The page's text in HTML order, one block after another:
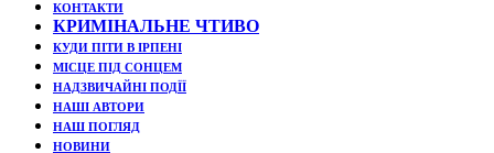
КОНТАКТИ
КРИМІНАЛЬНЕ ЧТИВО
КУДИ ПІТИ В ІРПЕНІ
МІСЦЕ ПІД СОНЦЕМ
НАДЗВИЧАЙНІ ПОДЇЇ
НАШІ АВТОРИ
НАШ ПОГЛЯД
НОВИНИ